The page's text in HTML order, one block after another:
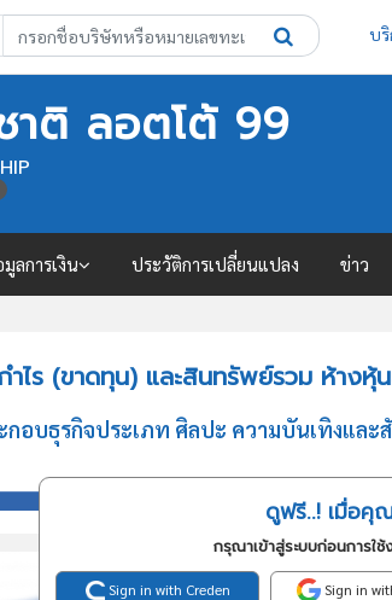
บริ
าติ ลอตโต้ 99
ลการเงิน ประวัติการเปลี่ยนแปลง ข่าว
ำไร (ขาดทุน) และสินทรัพย์รวม ห้าง
อบธุรกิจประเภท ศิลปะ ความบันเทิงและ
ดูฟรี..! เมื่อคุ
กรุณาเข้าสู่ระบบก่อนการใ
Sign in with Creden Sign in